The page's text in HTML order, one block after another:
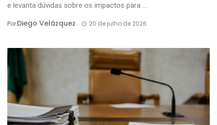
e levanta dúvidas sobre os impactos para ...
PorDiego Velázquez 20 de julho de 2026